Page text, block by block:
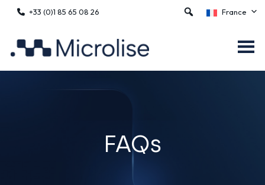
+33 (0)1 85 65 08 26 France
FAQs